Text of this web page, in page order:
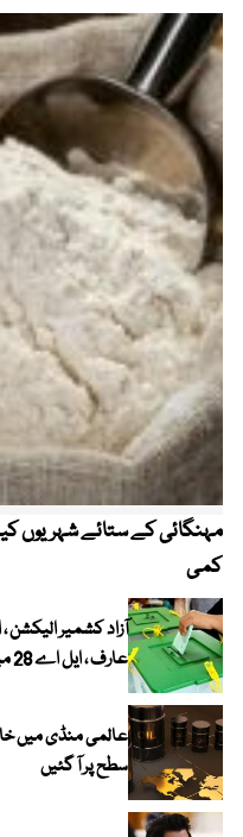
مہنگائی کے ستائے شہریوں
کمی
عارف ، ایل اے 28 میں پیپلز پارٹی کے بازل نقوی کامیاب
عالمی منڈی میں
سطح پر آ گئیں